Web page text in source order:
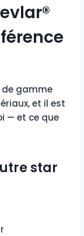
gamme
et il est
— et ce que
star